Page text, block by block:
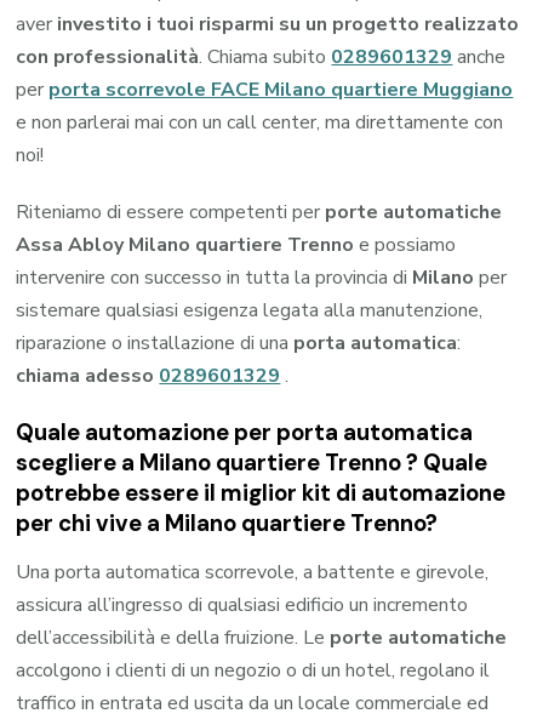
aver investito i tuoi risparmi su un progetto realizzato
con professionalità. Chiama subito 0289601329 anche
per porta scorrevole FACE Milano quartiere Muggiano
e non parlerai mai con un call center, ma direttamente con
noi!
Riteniamo di essere competenti per porte automatiche
Assa Abloy Milano quartiere Trenno e possiamo
intervenire con successo in tutta la provincia di Milanoper
sistemare qualsiasi esigenza legata alla manutenzione,
riparazione o installazione di una porta automatica:
chiama adesso 0289601329 .
Quale automazione per porta automatica
scegliere a Milano quartiere Trenno ? Quale
potrebbe essere il miglior kit di automazione
per chi vive a Milano quartiere Trenno?
Una porta automatica scorrevole, a battente e girevole,
assicura all’ingresso di qualsiasi edificio un incremento
dell’accessibilità e della fruizione. Le porte automatiche
accolgono i clienti di un negozio o di un hotel, regolano il
traffico in entrata ed uscita da un locale commerciale ed